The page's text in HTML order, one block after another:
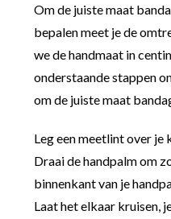
Om de juiste maat
bepalen meet je de
we de handmaat in
onderstaande stappen
om de juiste maat
Leg een meetlint over je
Draai de handpalm om
binnenkant van je
Laat het elkaar kruisen,